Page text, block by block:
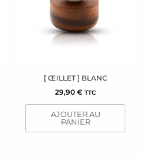
[ ŒILLET ] BLANC
29,90 € TTC
AJOUTER AU
PANIER